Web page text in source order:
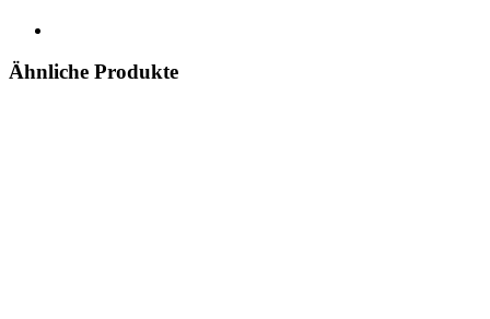
Ähnliche Produkte